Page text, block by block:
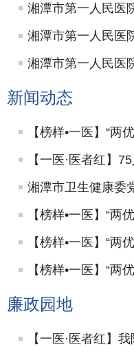
新闻动态
廉政园地